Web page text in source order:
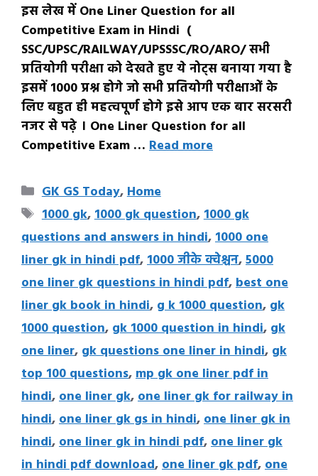
इस लेख में One Liner Question for all
Competitive Exam in Hindi (
SSC/UPSC/RAILWAY/UPSSSC/RO/ARO/ सभी
प्रतियोगी परीक्षा को देखते हुए ये नोट्स बनाया गया है
इसमें 1000 प्रश्न होगे जो सभी प्रतियोगी परीक्षाओं के
लिए बहुत ही महत्वपूर्ण होगे इसे आप एक बार सरसरी
नजर से पढ़े । One Liner Question for all
Competitive Exam … Read more
Categories
GK GS Today,Home
Tags
1000 gk,1000 gk question,1000 gk
questions and answers in hindi,1000 one
liner gk in hindi pdf,1000 जीके क्वेश्चन,5000
one liner gk questions in hindi pdf,best one
liner gk book in hindi, g k 1000 question, gk
1000 question, gk 1000 question in hindi, gk
one liner, gk questions one liner in hindi, gk
top 100 questions,mp gk one liner pdf in
hindi,one liner gk,one liner gk for railway in
hindi,one liner gk gs in hindi,one liner gk in
hindi,one liner gk in hindi pdf,one liner gk
in hindi pdf download,one liner gk pdf,one